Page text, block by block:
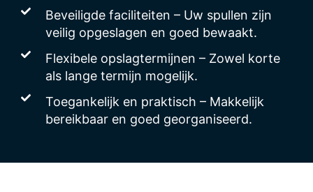
Beveiligde faciliteiten – Uw spullen zijn
veilig opgeslagen en goed bewaakt.
Flexibele opslagtermijnen – Zowel korte
als lange termijn mogelijk.
Toegankelijk en praktisch – Makkelijk
bereikbaar en goed georganiseerd.